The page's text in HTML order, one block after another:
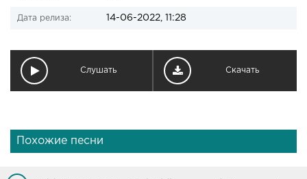
Дата релиза: 14-06-2022, 11:28
Слушать Скачать
Похожие песни